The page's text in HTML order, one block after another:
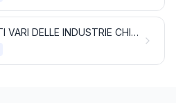
PRODOTTI VARI DELLE INDUSTRIE CHIMICHE